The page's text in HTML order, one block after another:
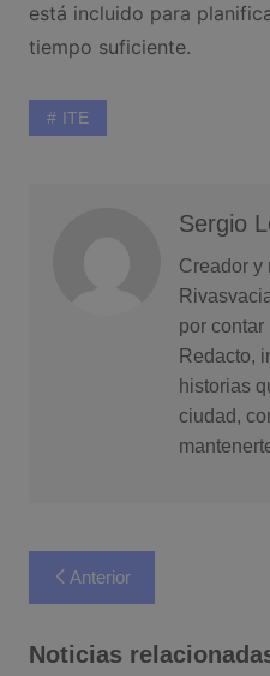
está incluido para
tiempo suficiente.
ITE
Sergio
Creador y
por
Redacto,
historias
ciudad,
Navegación
de
entradas
Anterior
Noticias